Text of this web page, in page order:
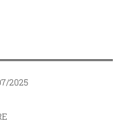
2025